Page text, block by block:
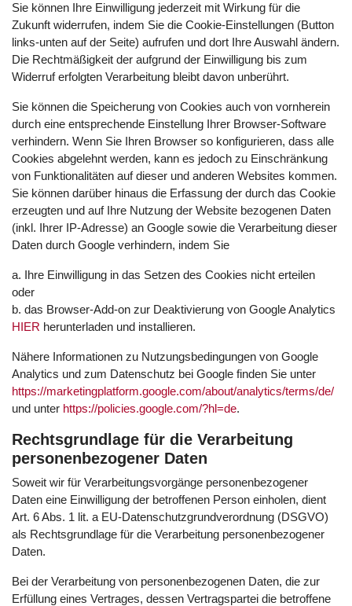
Sie können Ihre Einwilligung jederzeit mit Wirkung für die
Zukunft widerrufen, indem Sie die Cookie-Einstellungen (Button
links-unten auf der Seite) aufrufen und dort Ihre Auswahl ändern.
Die Rechtmäßigkeit der aufgrund der Einwilligung bis zum
Widerruf erfolgten Verarbeitung bleibt davon unberührt.
Sie können die Speicherung von Cookies auch von vornherein
durch eine entsprechende Einstellung Ihrer Browser-Software
verhindern. Wenn Sie Ihren Browser so konfigurieren, dass alle
Cookies abgelehnt werden, kann es jedoch zu Einschränkung
von Funktionalitäten auf dieser und anderen Websites kommen.
Sie können darüber hinaus die Erfassung der durch das Cookie
erzeugten und auf Ihre Nutzung der Website bezogenen Daten
(inkl. Ihrer IP-Adresse) an Google sowie die Verarbeitung dieser
Daten durch Google verhindern, indem Sie
a. Ihre Einwilligung in das Setzen des Cookies nicht erteilen
oder
b. das Browser-Add-on zur Deaktivierung von Google Analytics
HIER herunterladen und installieren.
Nähere Informationen zu Nutzungsbedingungen von Google
Analytics und zum Datenschutz bei Google finden Sie unter
https://marketingplatform.google.com/about/analytics/terms/de/
und unter https://policies.google.com/?hl=de.
Rechtsgrundlage für die Verarbeitung
personenbezogener Daten
Soweit wir für Verarbeitungsvorgänge personenbezogener
Daten eine Einwilligung der betroffenen Person einholen, dient
Art. 6 Abs. 1 lit. a EU-Datenschutzgrundverordnung (DSGVO)
als Rechtsgrundlage für die Verarbeitung personenbezogener
Daten.
Bei der Verarbeitung von personenbezogenen Daten, die zur
Erfüllung eines Vertrages, dessen Vertragspartei die betroffene